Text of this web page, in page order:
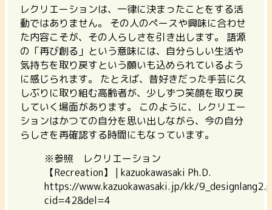
レクリエーションは、一律に決まったことをする活
動ではありません。
その人のペースや興味に合わせ
た内容こそが、その人らしさを引き出します。 語源
の「再び創る」という意味には、自分らしい生活や
気持ちを取り戻すという願いも込められているよう
に感じられます。 たとえば、昔好きだった手芸に久
しぶりに取り組む高齢者が、少しずつ笑顔を取り戻
していく場面があります。
このように、レクリエー
ションはかつての自分を思い出しながら、今の自分
らしさを再確認する時間にもなっています。
※参照 レクリエーション
【Recreation】 | kazuokawasaki Ph.D.
https://www.kazuokawasaki.jp/kk/
cid=42&del=4